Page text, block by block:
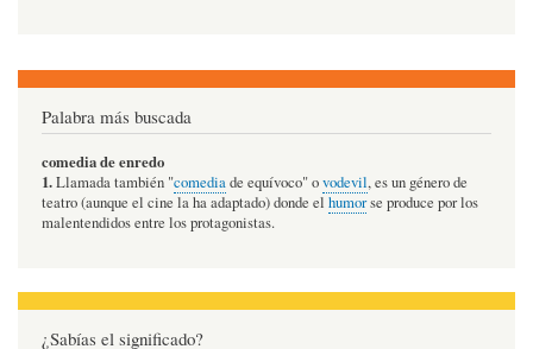
Palabra más buscada
comedia de enredo
1.Llamada también "comediade equívoco" ovodevil, es un género de
teatro (aunque el cine la ha adaptado) donde el humorse produce por los
malentendidos entre los protagonistas.
¿Sabías el significado?